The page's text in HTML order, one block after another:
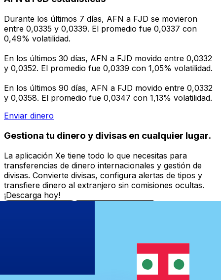
Durante los últimos 7 días, AFN a FJD se movieron
entre 0,0335 y 0,0339. El promedio fue 0,0337 con
0,49% volatilidad.
En los últimos 30 días, AFN a FJD movido entre 0,0332
y 0,0352. El promedio fue 0,0339 con 1,05% volatilidad.
En los últimos 90 días, AFN a FJD movido entre 0,0332
y 0,0358. El promedio fue 0,0347 con 1,13% volatilidad.
Enviar dinero
Gestiona tu dinero y divisas en cualquier lugar.
La aplicación Xe tiene todo lo que necesitas para
transferencias de dinero internacionales y gestión de
divisas. Convierte divisas, configura alertas de tipos y
transfiere dinero al extranjero sin comisiones ocultas.
¡Descarga hoy!